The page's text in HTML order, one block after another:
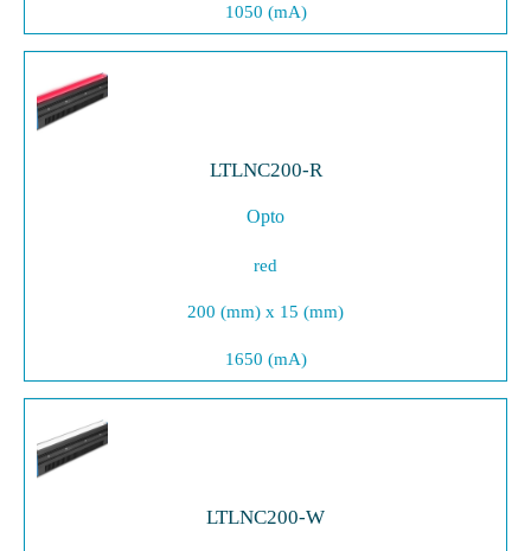
1050 (mA)
LTLNC200-R
Opto
red
200 (mm) x 15 (mm)
1650 (mA)
LTLNC200-W